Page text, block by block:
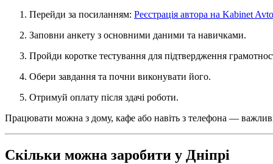
Перейди за посиланням: Реєстрація автора на Kabinet
Заповни анкету з основними даними та навичками.
Пройди коротке тестування для підтвердження
Обери завдання та почни виконувати його.
Отримуй оплату після здачі роботи.
Працювати можна з дому, кафе або навіть з телефона —
Скільки можна заробити у Дніпрі